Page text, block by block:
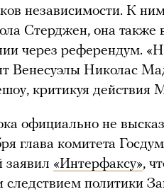
независимости. К
Стерджен, она также
через референдум.
Венесуэлы Николас
критикуя действия
официально не
глава комитета
«Интерфаксу»,
следствием политики